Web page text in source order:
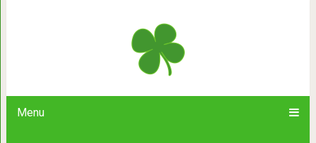
Menu
Кот по кличке Луи настолько
ко всему живому.